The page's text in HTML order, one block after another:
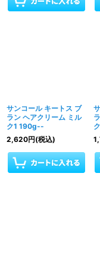
サンコール キートス ブ
ラン ヘアクリーム ミル
ク1 190g--
2,620円(税込)